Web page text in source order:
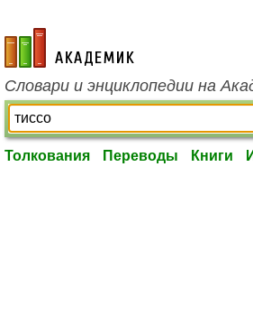
academic.ru
Словари и энциклопедии на
Толкования Переводы Книги